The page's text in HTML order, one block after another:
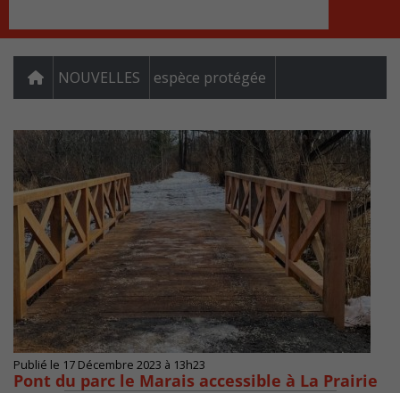
NOUVELLES espèce protégée
Publié le 17 Décembre 2023 à 13h23
Pont du parc le Marais accessible à La Prairie